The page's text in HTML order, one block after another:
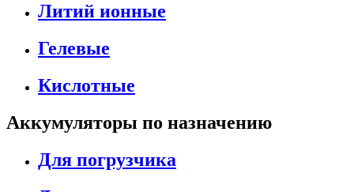
Литий ионные
Гелевые
Кислотные
Аккумуляторы по назначению
Для погрузчика